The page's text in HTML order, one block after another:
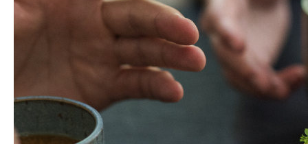
ブログ